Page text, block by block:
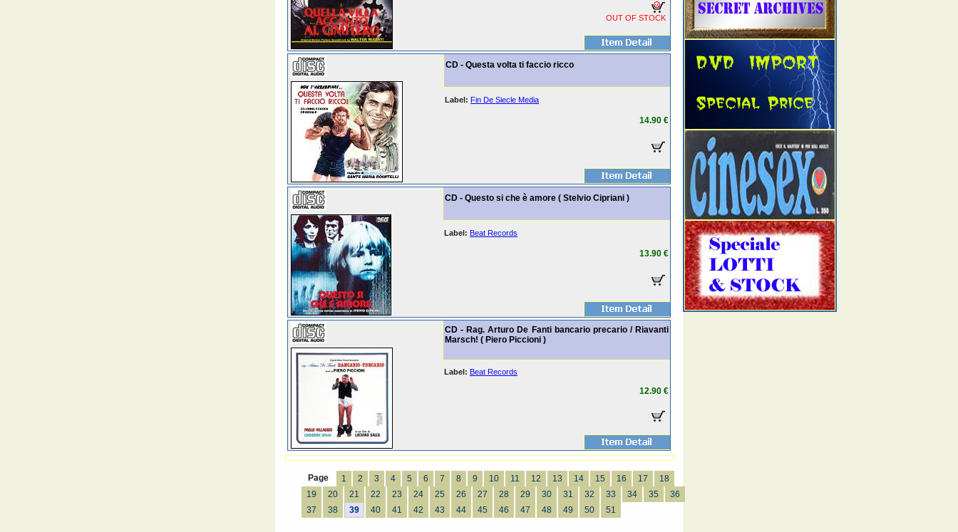
OUT OF STOCK
CD - Questa volta ti faccio ricco
Label: Fin De Siecle Media
14.90 €
CD - Questo si che è amore ( Stelvio Cipriani )
Label: Beat Records
13.90 €
CD - Rag. Arturo De Fanti bancario precario / Riavanti
Marsch! ( Piero Piccioni )
Label: Beat Records
12.90 €
Page 1 2 3 4 5 6 7 8 9 10 11 12 13 14 15 16 17
18
19
20 21 22 23 24 25 26 27 28 29 30 31 32 33 34 35
36
37
38 39 40 41 42 43 44 45 46 47 48 49 50 51